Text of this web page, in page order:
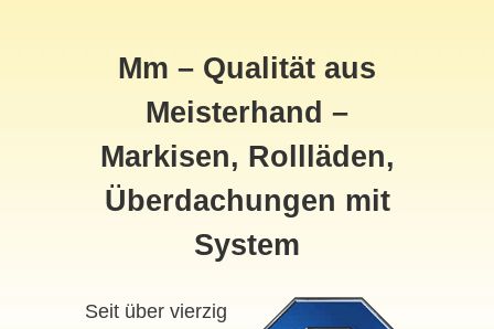
Mm – Qualität aus
Meisterhand –
Markisen, Rollläden,
Überdachungen mit
System
Seit über vierzig